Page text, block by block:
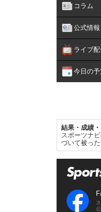
コラム
公式情報
ライブ
今日の予
結果・成績
スポーツナ
づいて被っ